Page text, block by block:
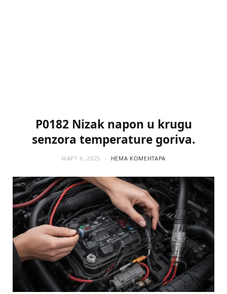
P0182 Nizak napon u krugu
senzora temperature goriva.
МАРТ 6, 2025 НЕМА КОМЕНТАРА